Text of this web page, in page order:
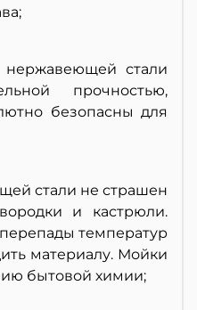
стали
прочностью,
безопасны для
стали не страшен
и кастрюли.
температур
материалу. Мойки
бытовой химии;